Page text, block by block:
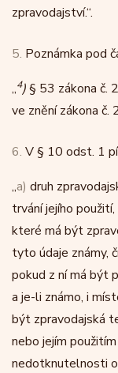
zpravodajství.“.
5. Poznámka pod
„4)§ 53 zákona č.
ve znění zákona č.
6. V § 10 odst. 1
„a) druh
trvání jejího
které má být
tyto údaje známy,
pokud z ní má být
a je-li známo, i
být zpravodajská
nebo jejím
nedotknutelnosti